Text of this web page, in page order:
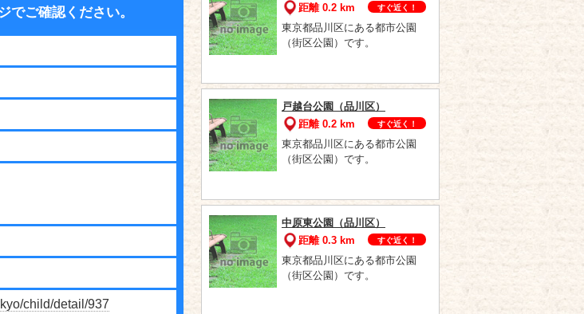
ご確認ください。
child/detail/937
距離 0.2 km
すぐ近く！
東京都品川区にある都市公園
（街区公園）です。
戸越台公園（品川区）
距離 0.2 km
すぐ近く！
東京都品川区にある都市公園
（街区公園）です。
中原東公園（品川区）
距離 0.3 km
すぐ近く！
東京都品川区にある都市公園
（街区公園）です。